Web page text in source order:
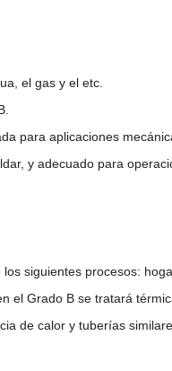
el gas y el etc.
para aplicaciones
y adecuado para
siguientes procesos:
el Grado B se tratará
de calor y tuberías